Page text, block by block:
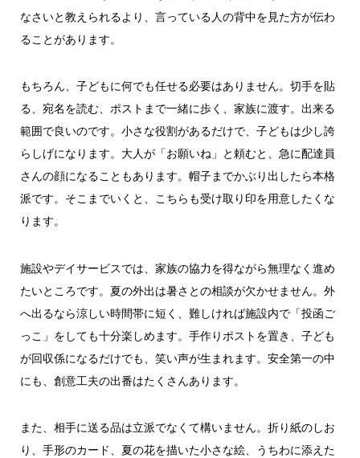
なさいと教えられるより、言っている人の背中を見た方が伝わ
ることがあります。
もちろん、子どもに何でも任せる必要はありません。切手を貼
る、宛名を読む、ポストまで一緒に歩く、家族に渡す。出来る
範囲で良いのです。小さな役割があるだけで、子どもは少し誇
らしげになります。大人が「お願いね」と頼むと、急に配達員
さんの顔になることもあります。帽子までかぶり出したら本格
派です。そこまでいくと、こちらも受け取り印を用意したくな
ります。
施設やデイサービスでは、家族の協力を得ながら無理なく進め
たいところです。夏の外出は暑さとの相談が欠かせません。外
へ出るなら涼しい時間帯に短く、難しければ施設内で「投函ご
っこ」をしても十分楽しめます。手作りポストを置き、子ども
が回収係になるだけでも、笑い声が生まれます。安全第一の中
にも、創意工夫の出番はたくさんあります。
また、相手に送る品は立派でなくて構いません。折り紙のしお
り、手形のカード、夏の花を描いた小さな絵、うちわに添えた